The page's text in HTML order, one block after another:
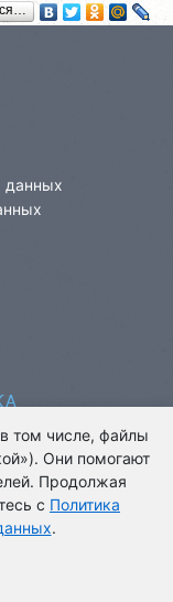
данных
на сайте
публичной
том числе, файлы
Они помогают
Продолжая
с Политика
.